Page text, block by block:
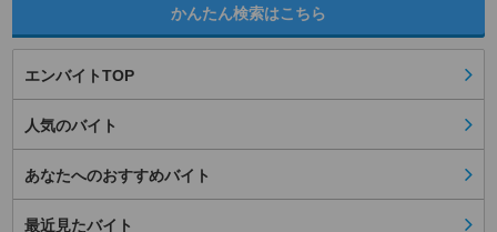
かんたん検索はこちら
エンバイトTOP
人気のバイト
あなたへのおすすめバイト
最近見たバイト